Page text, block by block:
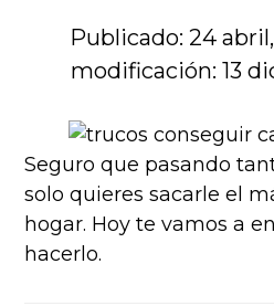
Publicado: 24
modificación: 13
Seguro que pasando
solo quieres sacarle el
hogar. Hoy te vamos a
hacerlo.